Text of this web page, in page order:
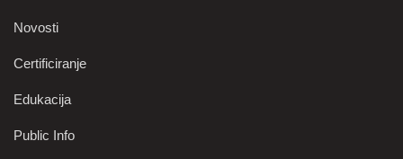
Novosti
Certificiranje
Edukacija
Public Info